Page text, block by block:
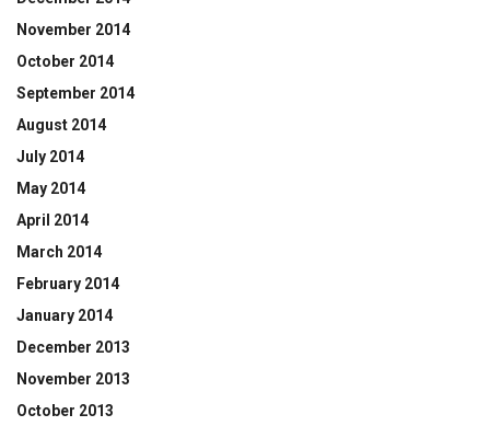
November 2014
October 2014
September 2014
August 2014
July 2014
May 2014
April 2014
March 2014
February 2014
January 2014
December 2013
November 2013
October 2013